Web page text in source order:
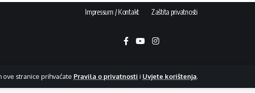
ove stranice prihvaćate Pravila o privatnosti i Uvjete korištenja.
Impressum / Kontakt Zaštita privatnosti